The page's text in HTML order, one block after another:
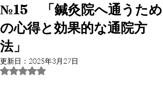
№15 「鍼灸院へ通うため
の心得と効果的な通院方
法」
更新日： 2025年3月27日
5つ星のうちNaNと評価されています。